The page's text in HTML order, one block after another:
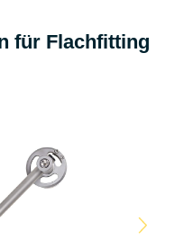
für Flachfitting